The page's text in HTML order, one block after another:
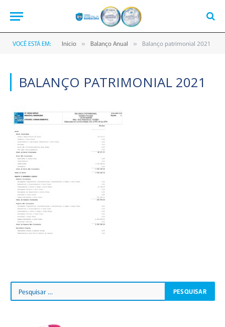
VOCÊ ESTÁ EM: Início » Balanço Anual » Balanço patrimonial 2021
BALANÇO PATRIMONIAL 2021